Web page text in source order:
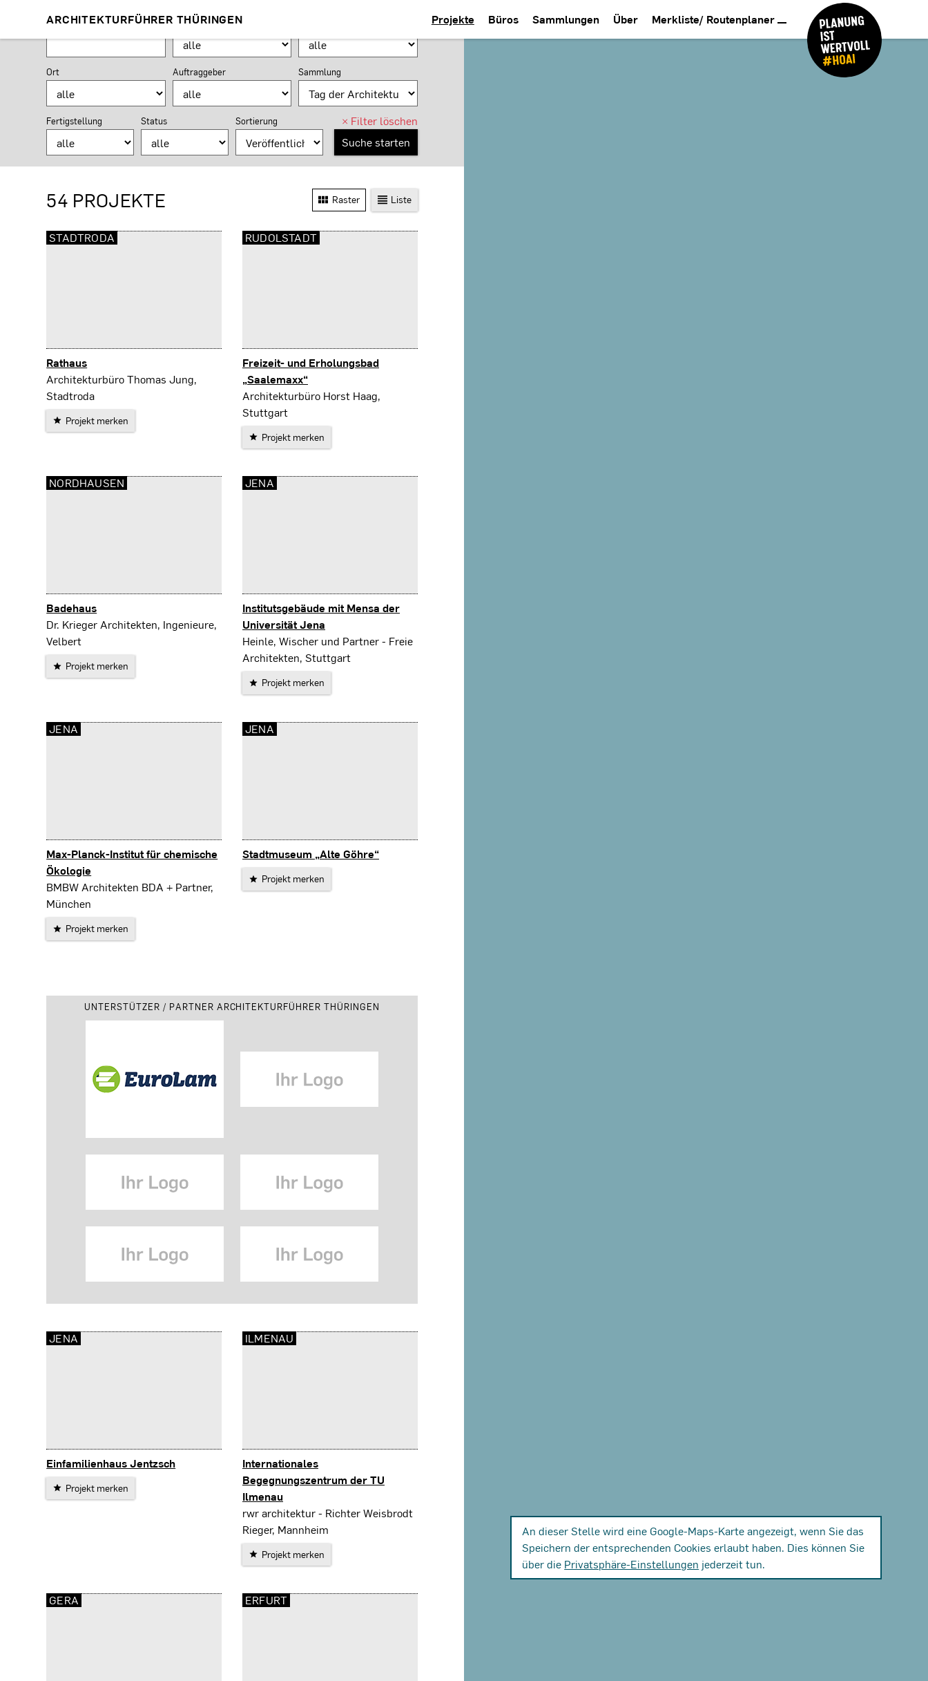
ARCHITEKTURFÜHRER THÜRINGEN Projekte Büros Sammlungen Über Merkliste/ Routenplaner
PROJEKTSUCHE
Suchformular
Suchbegriff Planungsaufgabe
Ort Auftraggeber Sammlung
Fertigstellung Status Sortierung × Filter löschen
54 PROJEKTE Raster Liste
Rathaus
Stadtroda
Architekturbüro Thomas Jung,
Stadtroda
Projekt merken
STADTRODA
Freizeit- und Erholungsbad
„Saalemaxx“
Rudolstadt
Architekturbüro Horst Haag,
Stuttgart
Projekt merken
RUDOLSTADT
Badehaus
Nordhausen
Dr. Krieger Architekten, Ingenieure,
Velbert
Projekt merken
NORDHAUSEN
Institutsgebäude mit Mensa der
Universität Jena
Jena
Heinle, Wischer und Partner - Freie
Architekten, Stuttgart
Projekt merken
JENA
Max-Planck-Institut für chemische
Ökologie
Jena
BMBW Architekten BDA + Partner,
München
Projekt merken
JENA
Stadtmuseum „Alte Göhre“
Jena
Projekt merken
JENA
UNTERSTÜTZER / PARTNER ARCHITEKTURFÜHRER THÜRINGEN
Einfamilienhaus Jentzsch
Jena
Projekt merken
JENA
Internationales
Begegnungszentrum der TU
Ilmenau
Ilmenau
rwr architektur - Richter Weisbrodt
Rieger, Mannheim
Projekt merken
ILMENAU
GERA ERFURT
An dieser Stelle wird eine Google-Maps-Karte angezeigt, wenn Sie das
Speichern der entsprechenden Cookies erlaubt haben. Dies können Sie
über die Privatsphäre-Einstellungen jederzeit tun.